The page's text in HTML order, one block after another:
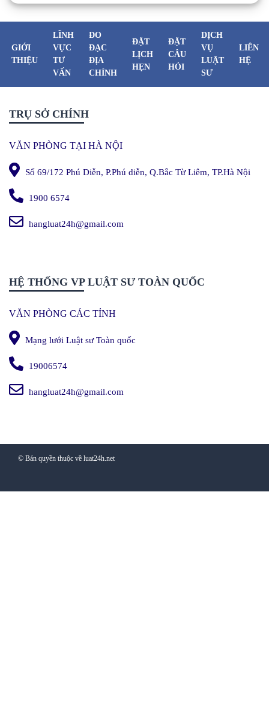
GIỚI
THIỆU
LĨNH
VỰC
TƯ
VẤN
ĐO
ĐẠC
ĐỊA
CHÍNH
ĐẶT
LỊCH
HẸN
ĐẶT
CÂU
HỎI
DỊCH
VỤ
LUẬT
SƯ
LIÊN
HỆ
TRỤ SỞ CHÍNH
VĂN PHÒNG TẠI HÀ NỘI
Số 69/172 Phú Diễn, P.Phú diễn, Q.Bắc Từ Liêm, TP.Hà Nội
1900 6574
hangluat24h@gmail.com
HỆ THỐNG VP LUẬT SƯ TOÀN QUỐC
VĂN PHÒNG CÁC TỈNH
Mạng lưới Luật sư Toàn quốc
19006574
hangluat24h@gmail.com
© Bản quyền thuộc về luat24h.net